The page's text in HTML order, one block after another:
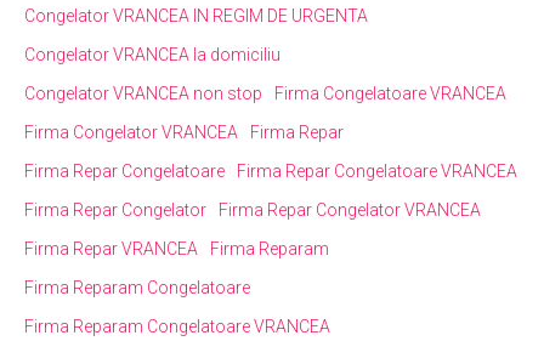
Congelator VRANCEA IN REGIM DE URGENTA
Congelator VRANCEA la domiciliu
Congelator VRANCEA non stop
Firma Congelatoare VRANCEA
Firma Congelator VRANCEA
Firma Repar
Firma Repar Congelatoare
Firma Repar Congelatoare VRANCEA
Firma Repar Congelator
Firma Repar Congelator VRANCEA
Firma Repar VRANCEA
Firma Reparam
Firma Reparam Congelatoare
Firma Reparam Congelatoare VRANCEA